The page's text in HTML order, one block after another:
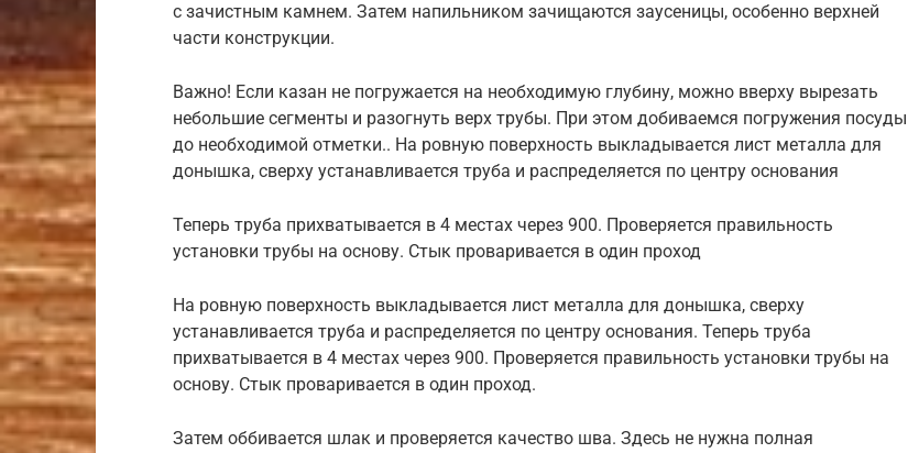
с зачистным камнем. Затем напильником зачищаются заусеницы, особенно верхней
части конструкции.
Важно! Если казан не погружается на необходимую глубину, можно вверху вырезать
небольшие сегменты и разогнуть верх трубы. При этом добиваемся погружения посуды
до необходимой отметки.. На ровную поверхность выкладывается лист металла для
донышка, сверху устанавливается труба и распределяется по центру основания
Теперь труба прихватывается в 4 местах через 900. Проверяется правильность
установки трубы на основу. Стык проваривается в один проход
На ровную поверхность выкладывается лист металла для донышка, сверху
устанавливается труба и распределяется по центру основания. Теперь труба
прихватывается в 4 местах через 900. Проверяется правильность установки трубы на
основу. Стык проваривается в один проход.
Затем оббивается шлак и проверяется качество шва. Здесь не нужна полная